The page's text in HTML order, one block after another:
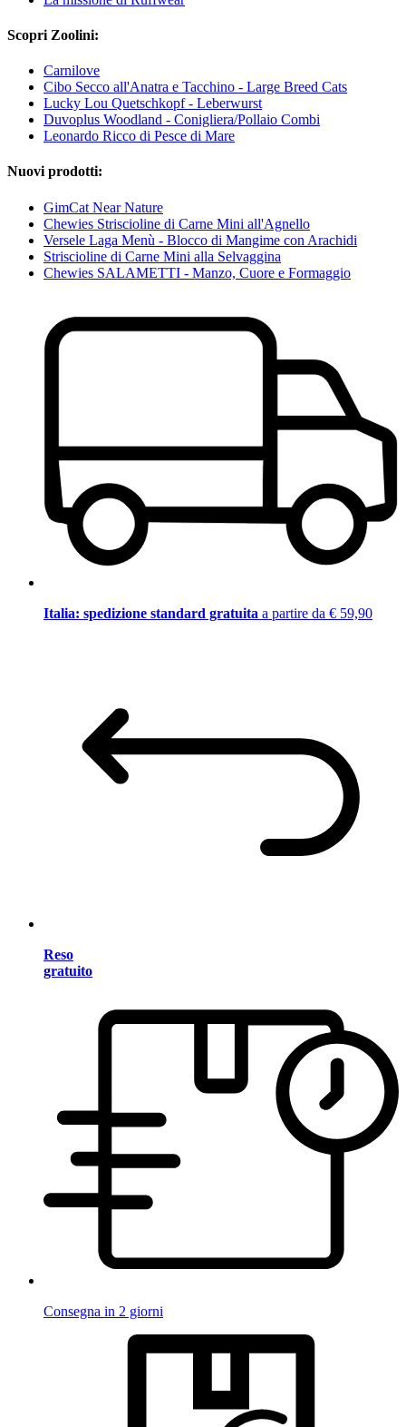
Scopri Zoolini:
Carnilove
Cibo Secco all'Anatra e Tacchino - Large Breed Cats
Lucky Lou Quetschkopf - Leberwurst
Duvoplus Woodland - Conigliera/Pollaio Combi
Leonardo Ricco di Pesce di Mare
Nuovi prodotti:
GimCat Near Nature
Chewies Striscioline di Carne Mini all'Agnello
Versele Laga Menù - Blocco di Mangime con Arachidi
Striscioline di Carne Mini alla Selvaggina
Chewies SALAMETTI - Manzo, Cuore e Formaggio
Italia: spedizione standard gratuita a partire da € 59,90
Reso
gratuito
Consegna in 2 giorni